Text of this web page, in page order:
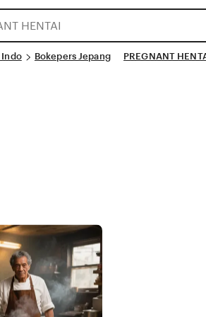
Indo Bokepers Jepang PREGNANT